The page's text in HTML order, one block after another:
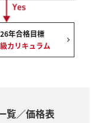
年合格目標
カリキュラム
覧／価格表